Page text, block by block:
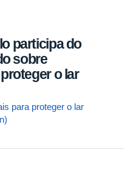
participa do
sobre
o lar
para proteger o lar